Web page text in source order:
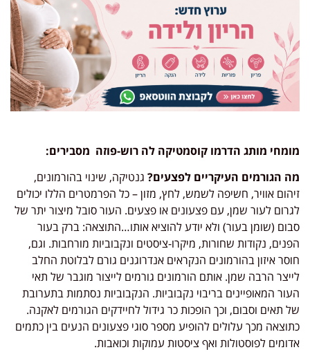
מומחי מותג הדרמו קוסמטיקה לה רוש-פוזה מסבירים:
מה הגורמים העיקריים לפצעים? גנטיקה, שינוי בהורמונים,
זיהום אוויר, חשיפה לשמש, לחץ, מזון – כל הפרמטרים הללו יכולים
לגרום לעור שמן, עם פצעונים או פצעים. העור סובל מיצור יתר של
סבום (שומן בעור) ולא יודע להוציא אותו…התוצאה: ברק בעור
הפנים, נקודות שחורות, מיקרו-ציסטים ונקבוביות מורחבות. וגם,
חוסר איזון בהורמונים הנקראים אנדרוגנים גורם לבלוטת החלב
לייצר הרבה שמן. אותם הורמונים גורמים לייצור מוגבר של תאי
העור המאופיינים בריבוי נקבוביות. הנקבוביות נסתמות בתערובת
של תאים וסבום, וכך הופכות כר גידול לחיידקים הגורמים לאקנה.
כתוצאה מכך עלולים להופיע מספר סוגי פצעונים הנעים בין כתמים
אדומים לפוסטולות ואף ציסטות עמוקות וכואבות.